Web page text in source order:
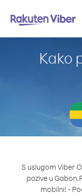
Kako
S uslugom Viber
pozive u Gabon.
mobilni! -